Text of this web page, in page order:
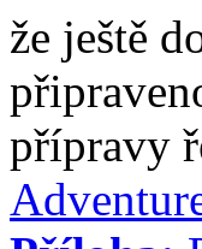
že ještě
přípravy